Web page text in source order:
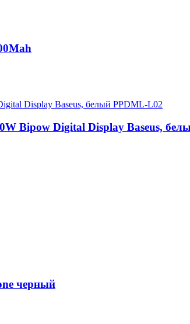
Bipow Digital Display Baseus,
черный